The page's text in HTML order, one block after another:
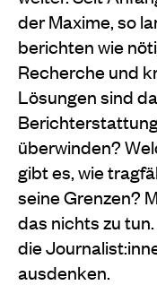
der Maxime, so
berichten wie
Recherche und
Lösungen sind
überwinden?
gibt es, wie
seine Grenzen?
das nichts zu
die
ausdenken.